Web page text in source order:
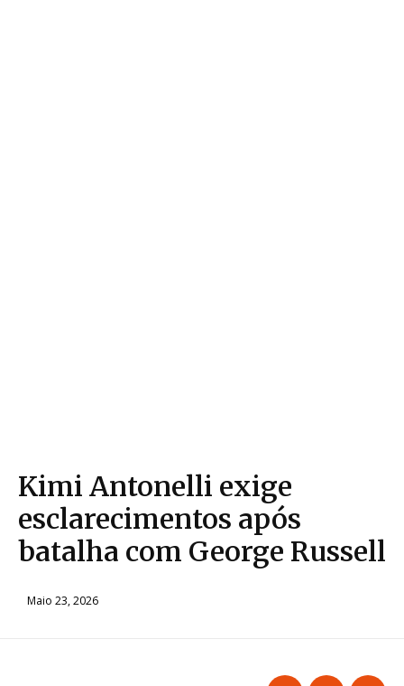
Kimi Antonelli exige
esclarecimentos após
batalha com George Russell
Maio 23, 2026